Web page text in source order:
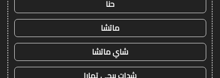
حنا
ماتشا
شاي ماتشا